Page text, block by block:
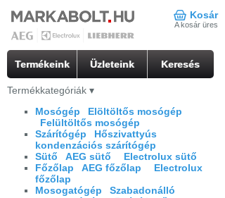
Kosár
A kosár üres
Termékeink Üzleteink Keresés
Termékkategóriák ▾
Mosógép
Elöltöltős mosógép
Felültöltős mosógép
Szárítógép
Hőszivattyús
kondenzációs szárítógép
Sütő
AEG sütő
Electrolux sütő
Főzőlap
AEG főzőlap
Electrolux
főzőlap
Mosogatógép
Szabadonálló